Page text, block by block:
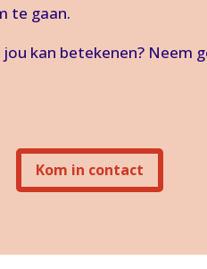
te gaan.
kan betekenen? Neem
Kom in contact